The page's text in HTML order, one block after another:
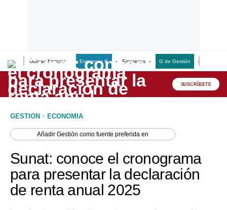
Últimas Noticias Empresas G Empresas G de Gestión
Lo último
Peru Quiosco
Economía
Mercados
SUSCRÍBETE
GESTION > ECONOMIA
AñadirGestión como fuente preferida en
Sunat: conoce el cronograma
para presentar la declaración
de renta anual 2025